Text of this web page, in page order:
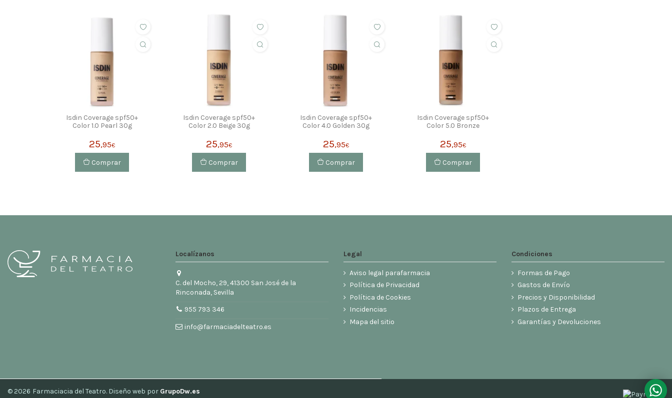
Isdin Coverage spf50+
Color 1.0 Pearl 30g
25,95€
Comprar
Isdin Coverage spf50+
Color 2.0 Beige 30g
25,95€
Comprar
Isdin Coverage spf50+
Color 4.0 Golden 30g
25,95€
Comprar
Isdin Coverage spf50+
Color 5.0 Bronze
25,95€
Comprar
Localízanos
C. del Mocho, 29, 41300 San José de la
Rinconada, Sevilla
955 793 346
info@farmaciadelteatro.es
Legal
Aviso legal parafarmacia
Política de Privacidad
Política de Cookies
Incidencias
Mapa del sitio
Condiciones
Formas de Pago
Gastos de Envío
Precios y Disponibilidad
Plazos de Entrega
Garantías y Devoluciones
© 2026 Farmaciacia del Teatro. Diseño web por GrupoDw.es